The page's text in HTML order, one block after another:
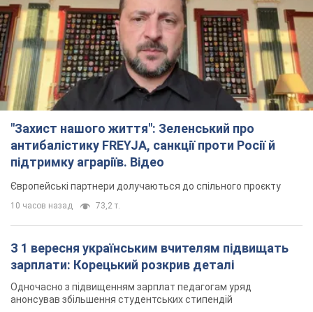
"Захист нашого життя": Зеленський про
антибалістику FREYJA, санкції проти Росії й
підтримку аграріїв. Відео
Європейські партнери долучаються до спільного проєкту
10 часов назад 73,2 т.
З 1 вересня українським вчителям підвищать
зарплати: Корецький розкрив деталі
Одночасно з підвищенням зарплат педагогам уряд
анонсував збільшення студентських стипендій